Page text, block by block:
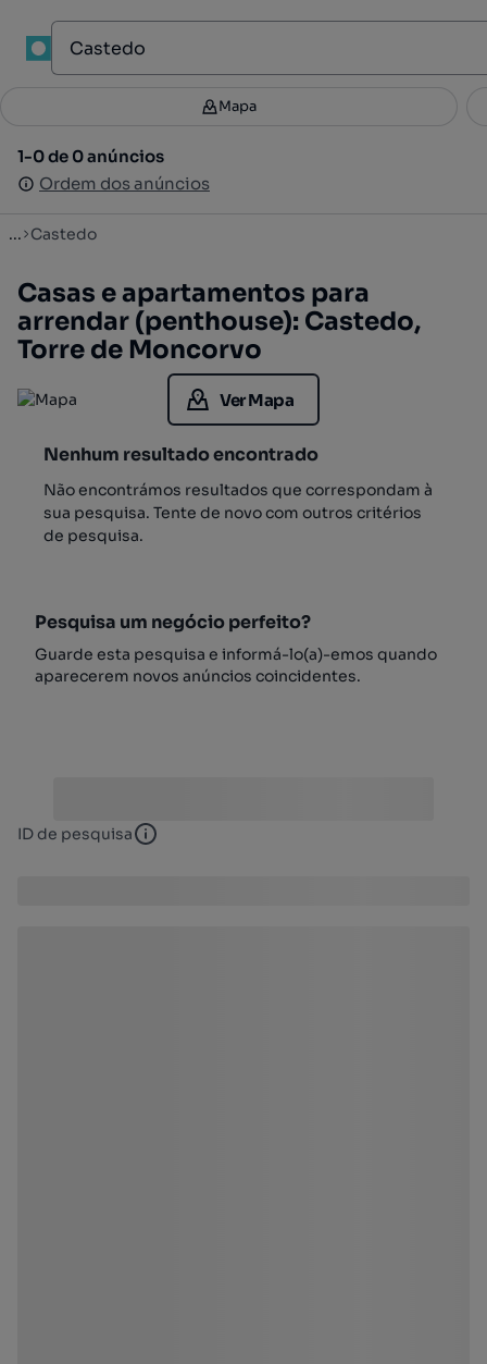
Filtros 3
1-0 de 0 anúncios
Ordem dos anúncios
Mapa
1-0 de 0 anúncios
Ordem dos anúncios
... Castedo
Casas e apartamentos para
arrendar (penthouse): Castedo,
Torre de Moncorvo
Ver Mapa
Nenhum resultado encontrado
Não encontrámos resultados que correspondam à
sua pesquisa. Tente de novo com outros critérios
de pesquisa.
Pesquisa um negócio perfeito?
Guarde esta pesquisa e informá-lo(a)-emos quando
aparecerem novos anúncios coincidentes.
ID de pesquisa ID de pesquisa